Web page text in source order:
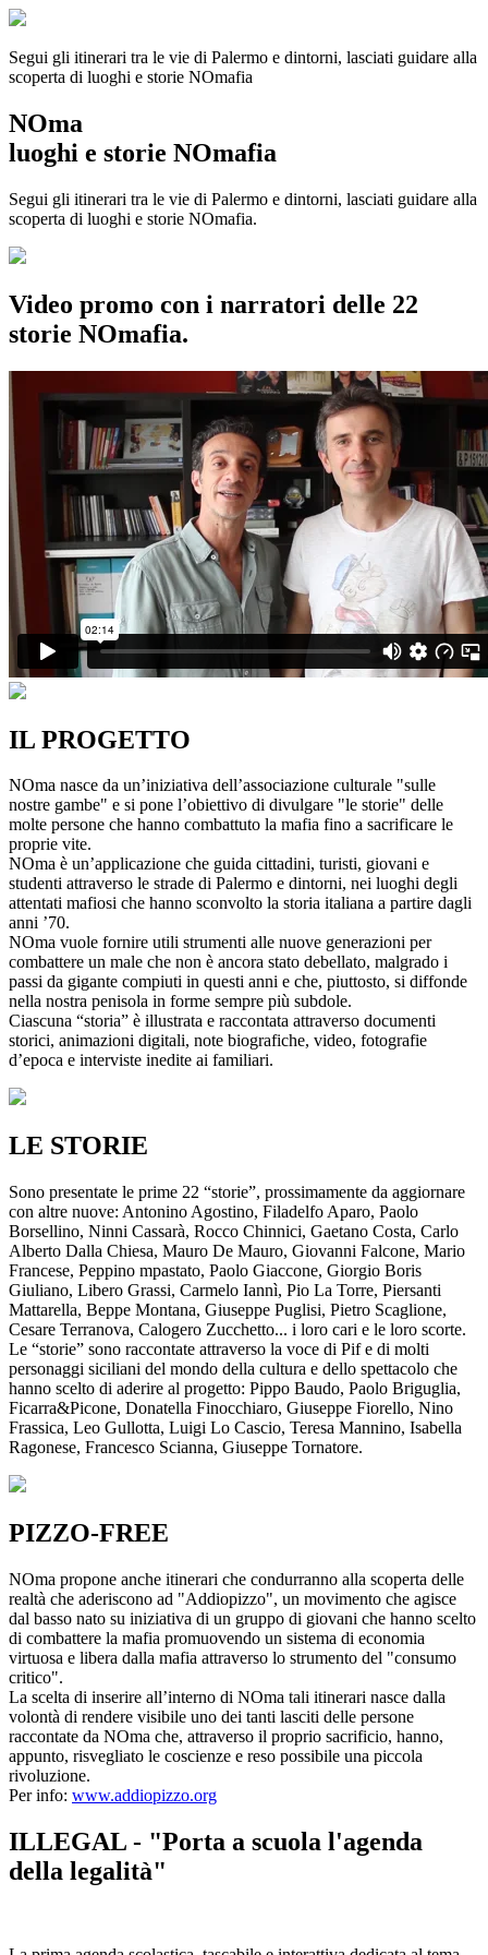
Segui gli itinerari tra le vie di Palermo e dintorni, lasciati guidare alla
scoperta di luoghi e storie NOmafia
NOma
luoghi e storie NOmafia
Segui gli itinerari tra le vie di Palermo e dintorni, lasciati guidare alla
scoperta di luoghi e storie NOmafia.
Video promo con i narratori delle 22
storie NOmafia.
IL PROGETTO
NOma nasce da un’iniziativa dell’associazione culturale "sulle
nostre gambe" e si pone l’obiettivo di divulgare "le storie" delle
molte persone che hanno combattuto la mafia fino a sacrificare le
proprie vite.
NOma è un’applicazione che guida cittadini, turisti, giovani e
studenti attraverso le strade di Palermo e dintorni, nei luoghi degli
attentati mafiosi che hanno sconvolto la storia italiana a partire dagli
anni ’70.
NOma vuole fornire utili strumenti alle nuove generazioni per
combattere un male che non è ancora stato debellato, malgrado i
passi da gigante compiuti in questi anni e che, piuttosto, si diffonde
nella nostra penisola in forme sempre più subdole.
Ciascuna “storia” è illustrata e raccontata attraverso documenti
storici, animazioni digitali, note biografiche, video, fotografie
d’epoca e interviste inedite ai familiari.
LE STORIE
Sono presentate le prime 22 “storie”, prossimamente da aggiornare
con altre nuove: Antonino Agostino, Filadelfo Aparo, Paolo
Borsellino, Ninni Cassarà, Rocco Chinnici, Gaetano Costa, Carlo
Alberto Dalla Chiesa, Mauro De Mauro, Giovanni Falcone, Mario
Francese, Peppino mpastato, Paolo Giaccone, Giorgio Boris
Giuliano, Libero Grassi, Carmelo Iannì, Pio La Torre, Piersanti
Mattarella, Beppe Montana, Giuseppe Puglisi, Pietro Scaglione,
Cesare Terranova, Calogero Zucchetto... i loro cari e le loro scorte.
Le “storie” sono raccontate attraverso la voce di Pif e di molti
personaggi siciliani del mondo della cultura e dello spettacolo che
hanno scelto di aderire al progetto: Pippo Baudo, Paolo Briguglia,
Ficarra&Picone, Donatella Finocchiaro, Giuseppe Fiorello, Nino
Frassica, Leo Gullotta, Luigi Lo Cascio, Teresa Mannino, Isabella
Ragonese, Francesco Scianna, Giuseppe Tornatore.
PIZZO-FREE
NOma propone anche itinerari che condurranno alla scoperta delle
realtà che aderiscono ad "Addiopizzo", un movimento che agisce
dal basso nato su iniziativa di un gruppo di giovani che hanno scelto
di combattere la mafia promuovendo un sistema di economia
virtuosa e libera dalla mafia attraverso lo strumento del "consumo
critico".
La scelta di inserire all’interno di NOma tali itinerari nasce dalla
volontà di rendere visibile uno dei tanti lasciti delle persone
raccontate da NOma che, attraverso il proprio sacrificio, hanno,
appunto, risvegliato le coscienze e reso possibile una piccola
rivoluzione.
Per info: www.addiopizzo.org
ILLEGAL - "Porta a scuola l'agenda
della legalità"